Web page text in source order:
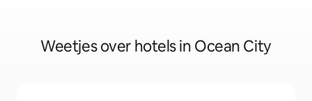
Weetjes over hotels in Ocean City